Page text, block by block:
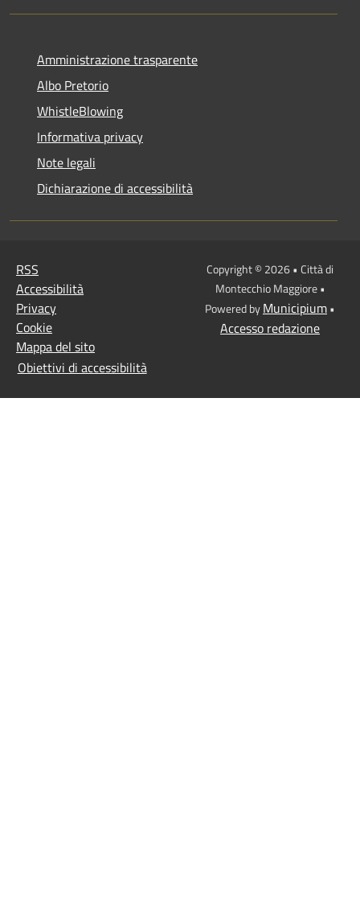
Amministrazione trasparente
Albo Pretorio
WhistleBlowing
Informativa privacy
Note legali
Dichiarazione di accessibilità
RSS
Accessibilità
Privacy
Cookie
Mappa del sito
Obiettivi di accessibilità
Copyright © 2026 • Città di
Montecchio Maggiore •
Powered byMunicipium•
Accesso redazione